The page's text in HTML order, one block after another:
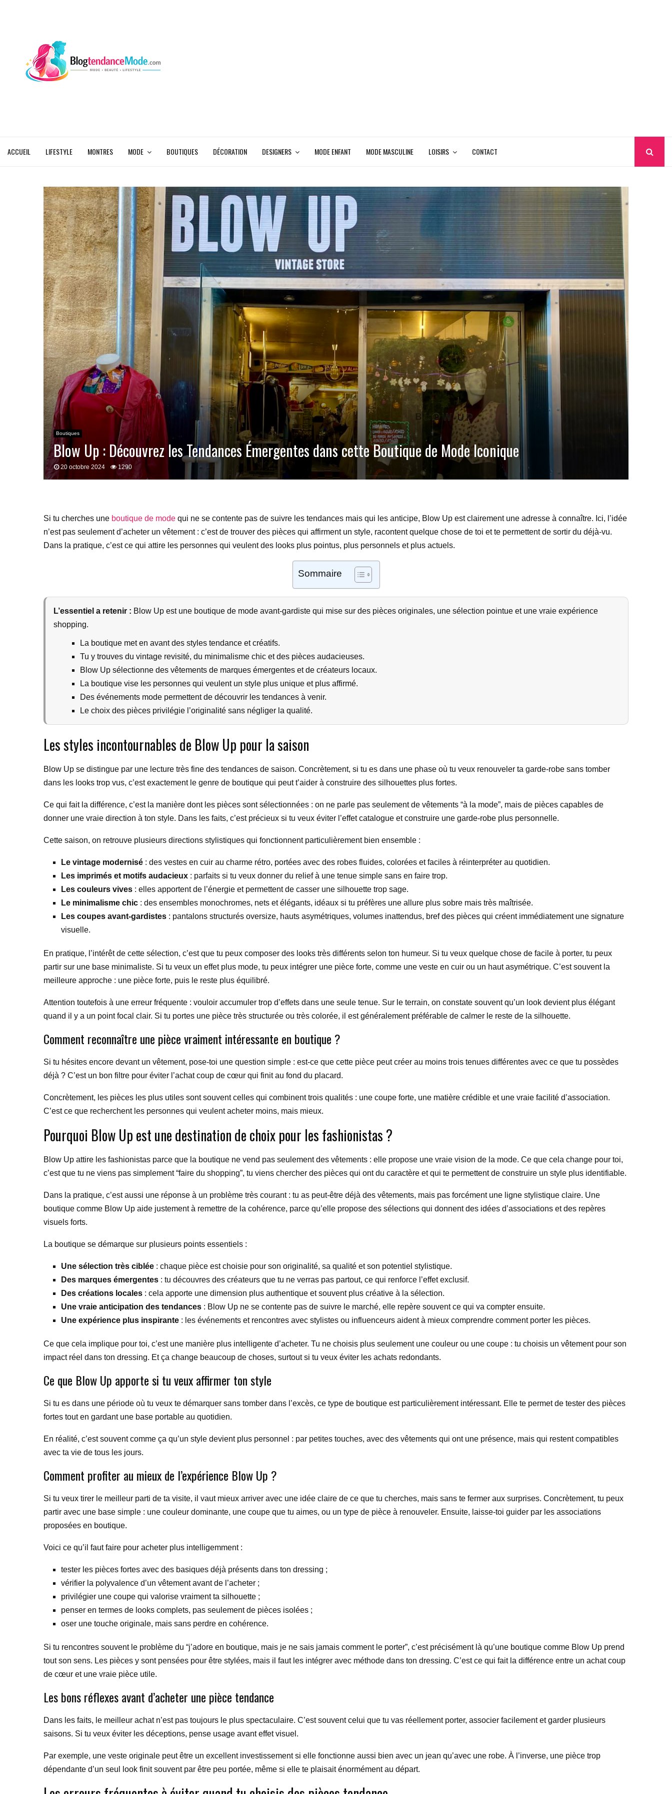
ACCUEIL LIFESTYLE MONTRES MODE BOUTIQUES DÉCORATION DESIGNERS MODE ENFANT MODE MASCULINE LOISIRS CONTACT
Boutiques
Blow Up : Découvrez les Tendances Émergentes dans cette Boutique de Mode Iconique
20 octobre 2024 1290
Si tu cherches une boutique de mode qui ne se contente pas de suivre les tendances mais qui les anticipe, Blow Up est clairement une adresse à connaître. Ici, l’idée
n’est pas seulement d’acheter un vêtement : c’est de trouver des pièces qui affirment un style, racontent quelque chose de toi et te permettent de sortir du déjà-vu.
Dans la pratique, c’est ce qui attire les personnes qui veulent des looks plus pointus, plus personnels et plus actuels.
Sommaire
L’essentiel a retenir : Blow Up est une boutique de mode avant-gardiste qui mise sur des pièces originales, une sélection pointue et une vraie expérience
shopping.
La boutique met en avant des styles tendance et créatifs.
Tu y trouves du vintage revisité, du minimalisme chic et des pièces audacieuses.
Blow Up sélectionne des vêtements de marques émergentes et de créateurs locaux.
La boutique vise les personnes qui veulent un style plus unique et plus affirmé.
Des événements mode permettent de découvrir les tendances à venir.
Le choix des pièces privilégie l’originalité sans négliger la qualité.
Les styles incontournables de Blow Up pour la saison
Blow Up se distingue par une lecture très fine des tendances de saison. Concrètement, si tu es dans une phase où tu veux renouveler ta garde-robe sans tomber
dans les looks trop vus, c’est exactement le genre de boutique qui peut t’aider à construire des silhouettes plus fortes.
Ce qui fait la différence, c’est la manière dont les pièces sont sélectionnées : on ne parle pas seulement de vêtements “à la mode”, mais de pièces capables de
donner une vraie direction à ton style. Dans les faits, c’est précieux si tu veux éviter l’effet catalogue et construire une garde-robe plus personnelle.
Cette saison, on retrouve plusieurs directions stylistiques qui fonctionnent particulièrement bien ensemble :
Le vintage modernisé : des vestes en cuir au charme rétro, portées avec des robes fluides, colorées et faciles à réinterpréter au quotidien.
Les imprimés et motifs audacieux : parfaits si tu veux donner du relief à une tenue simple sans en faire trop.
Les couleurs vives : elles apportent de l’énergie et permettent de casser une silhouette trop sage.
Le minimalisme chic : des ensembles monochromes, nets et élégants, idéaux si tu préfères une allure plus sobre mais très maîtrisée.
Les coupes avant-gardistes : pantalons structurés oversize, hauts asymétriques, volumes inattendus, bref des pièces qui créent immédiatement une signature
visuelle.
En pratique, l’intérêt de cette sélection, c’est que tu peux composer des looks très différents selon ton humeur. Si tu veux quelque chose de facile à porter, tu peux
partir sur une base minimaliste. Si tu veux un effet plus mode, tu peux intégrer une pièce forte, comme une veste en cuir ou un haut asymétrique. C’est souvent la
meilleure approche : une pièce forte, puis le reste plus équilibré.
Attention toutefois à une erreur fréquente : vouloir accumuler trop d’effets dans une seule tenue. Sur le terrain, on constate souvent qu’un look devient plus élégant
quand il y a un point focal clair. Si tu portes une pièce très structurée ou très colorée, il est généralement préférable de calmer le reste de la silhouette.
Comment reconnaître une pièce vraiment intéressante en boutique ?
Si tu hésites encore devant un vêtement, pose-toi une question simple : est-ce que cette pièce peut créer au moins trois tenues différentes avec ce que tu possèdes
déjà ? C’est un bon filtre pour éviter l’achat coup de cœur qui finit au fond du placard.
Concrètement, les pièces les plus utiles sont souvent celles qui combinent trois qualités : une coupe forte, une matière crédible et une vraie facilité d’association.
C’est ce que recherchent les personnes qui veulent acheter moins, mais mieux.
Pourquoi Blow Up est une destination de choix pour les fashionistas ?
Blow Up attire les fashionistas parce que la boutique ne vend pas seulement des vêtements : elle propose une vraie vision de la mode. Ce que cela change pour toi,
c’est que tu ne viens pas simplement “faire du shopping”, tu viens chercher des pièces qui ont du caractère et qui te permettent de construire un style plus identifiable.
Dans la pratique, c’est aussi une réponse à un problème très courant : tu as peut-être déjà des vêtements, mais pas forcément une ligne stylistique claire. Une
boutique comme Blow Up aide justement à remettre de la cohérence, parce qu’elle propose des sélections qui donnent des idées d’associations et des repères
visuels forts.
La boutique se démarque sur plusieurs points essentiels :
Une sélection très ciblée : chaque pièce est choisie pour son originalité, sa qualité et son potentiel stylistique.
Des marques émergentes : tu découvres des créateurs que tu ne verras pas partout, ce qui renforce l’effet exclusif.
Des créations locales : cela apporte une dimension plus authentique et souvent plus créative à la sélection.
Une vraie anticipation des tendances : Blow Up ne se contente pas de suivre le marché, elle repère souvent ce qui va compter ensuite.
Une expérience plus inspirante : les événements et rencontres avec stylistes ou influenceurs aident à mieux comprendre comment porter les pièces.
Ce que cela implique pour toi, c’est une manière plus intelligente d’acheter. Tu ne choisis plus seulement une couleur ou une coupe : tu choisis un vêtement pour son
impact réel dans ton dressing. Et ça change beaucoup de choses, surtout si tu veux éviter les achats redondants.
Ce que Blow Up apporte si tu veux affirmer ton style
Si tu es dans une période où tu veux te démarquer sans tomber dans l’excès, ce type de boutique est particulièrement intéressant. Elle te permet de tester des pièces
fortes tout en gardant une base portable au quotidien.
En réalité, c’est souvent comme ça qu’un style devient plus personnel : par petites touches, avec des vêtements qui ont une présence, mais qui restent compatibles
avec ta vie de tous les jours.
Comment profiter au mieux de l’expérience Blow Up ?
Si tu veux tirer le meilleur parti de ta visite, il vaut mieux arriver avec une idée claire de ce que tu cherches, mais sans te fermer aux surprises. Concrètement, tu peux
partir avec une base simple : une couleur dominante, une coupe que tu aimes, ou un type de pièce à renouveler. Ensuite, laisse-toi guider par les associations
proposées en boutique.
Voici ce qu’il faut faire pour acheter plus intelligemment :
tester les pièces fortes avec des basiques déjà présents dans ton dressing ;
vérifier la polyvalence d’un vêtement avant de l’acheter ;
privilégier une coupe qui valorise vraiment ta silhouette ;
penser en termes de looks complets, pas seulement de pièces isolées ;
oser une touche originale, mais sans perdre en cohérence.
Si tu rencontres souvent le problème du “j’adore en boutique, mais je ne sais jamais comment le porter”, c’est précisément là qu’une boutique comme Blow Up prend
tout son sens. Les pièces y sont pensées pour être stylées, mais il faut les intégrer avec méthode dans ton dressing. C’est ce qui fait la différence entre un achat coup
de cœur et une vraie pièce utile.
Les bons réflexes avant d’acheter une pièce tendance
Dans les faits, le meilleur achat n’est pas toujours le plus spectaculaire. C’est souvent celui que tu vas réellement porter, associer facilement et garder plusieurs
saisons. Si tu veux éviter les déceptions, pense usage avant effet visuel.
Par exemple, une veste originale peut être un excellent investissement si elle fonctionne aussi bien avec un jean qu’avec une robe. À l’inverse, une pièce trop
dépendante d’un seul look finit souvent par être peu portée, même si elle te plaisait énormément au départ.